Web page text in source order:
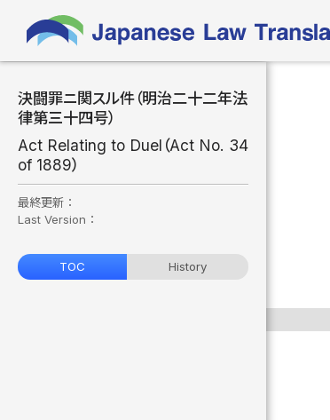
決闘罪ニ関スル件（明治二十二年法
律第三十四号）
Act Relating to Duel（Act No. 34
of 1889）
最終更新：
Last Version：
TOC History